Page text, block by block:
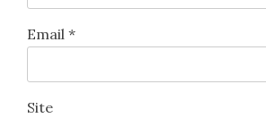
Email *
Site